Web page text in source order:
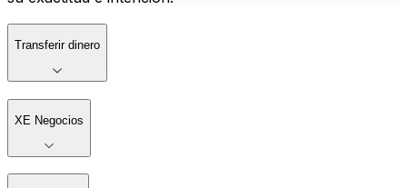
Transferir dinero
XE Negocios